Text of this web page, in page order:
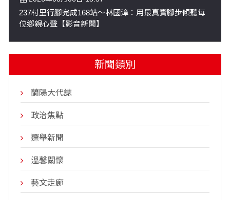
237村里行腳完成168站～林國漳：用最真實腳步傾聽每
位鄉親心聲【影音新聞】
新聞類別
蘭陽大代誌
政治焦點
選舉新聞
溫馨關懷
藝文走廊